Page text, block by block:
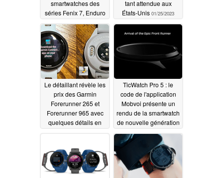
smartwatches des
séries Fenix 7, Enduro
avec les dernières
mises à jour logicielles
bêta01/26/2023
tant attendue aux
États-Unis 01/25/2023
Le détaillant révèle les
prix des Garmin
Forerunner 265 et
Forerunner 965 avec
quelques détails en
TicWatch Pro 5 : le
code de l'application
Mobvoi présente un
rendu de la smartwatch
de nouvelle génération
01/21/2023